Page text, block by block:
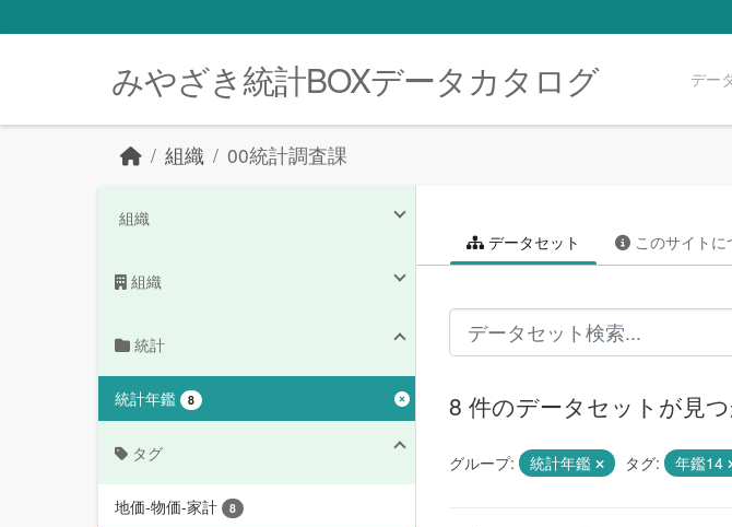
みやざき統計BOXデータカタログ デー
組織 00統計調査課
組織
組織
統計
統計年鑑 8
タグ
地価-物価-家計 8
データセット このサイトに
8 件のデータセットが見
グループ: 統計年鑑 タグ: 年鑑14